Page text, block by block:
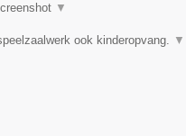
▼
ook kinderopvang. ▼